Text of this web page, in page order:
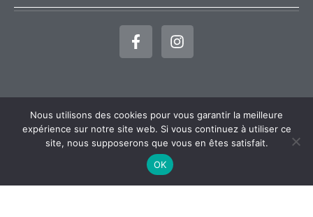
© Tous droits réservés - Aurélie Bélurier - EI - 32 rue de Lille -
59223 RONCQ TVA non applicable (art 296B du CGI) - SIRET : 911 849
743 000 16 - APE : 1392 Z
CréationITPICT Communication
Nous utilisons des cookies pour vous garantir la meilleure
expérience sur notre site web. Si vous continuez à utiliser ce
site, nous supposerons que vous en êtes satisfait.
OK